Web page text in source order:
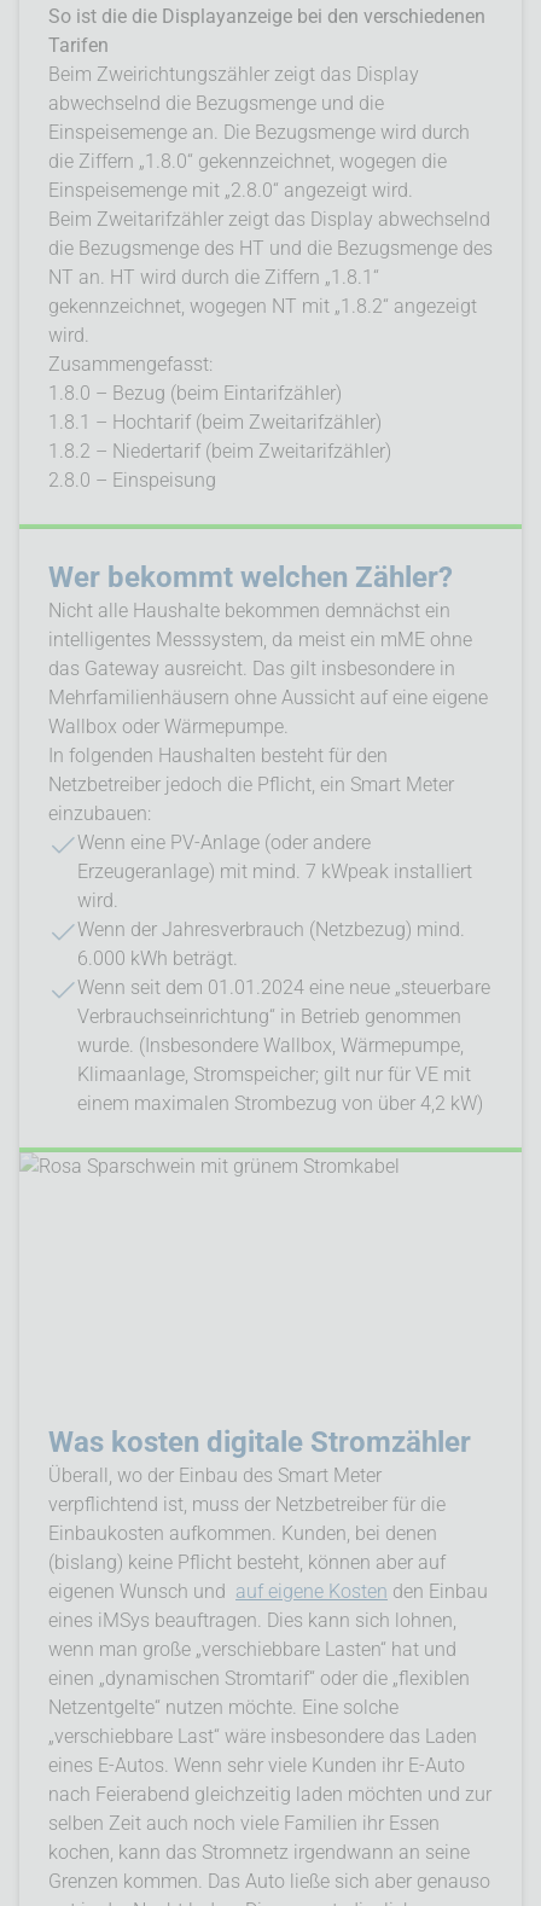
So ist die die Displayanzeige bei den verschiedenen
Tarifen
Beim Zweirichtungszähler zeigt das Display
abwechselnd die Bezugsmenge und die
Einspeisemenge an. Die Bezugsmenge wird durch
die Ziffern „1.8.0“ gekennzeichnet, wogegen die
Einspeisemenge mit „2.8.0“ angezeigt wird.
Beim Zweitarifzähler zeigt das Display abwechselnd
die Bezugsmenge des HT und die Bezugsmenge des
NT an. HT wird durch die Ziffern „1.8.1“
gekennzeichnet, wogegen NT mit „1.8.2“ angezeigt
wird.
Zusammengefasst:
1.8.0 – Bezug (beim Eintarifzähler)
1.8.1 – Hochtarif (beim Zweitarifzähler)
1.8.2 – Niedertarif (beim Zweitarifzähler)
2.8.0 – Einspeisung
Wer bekommt welchen Zähler?
Nicht alle Haushalte bekommen demnächst ein
intelligentes Messsystem, da meist ein mME ohne
das Gateway ausreicht. Das gilt insbesondere in
Mehrfamilienhäusern ohne Aussicht auf eine eigene
Wallbox oder Wärmepumpe.
In folgenden Haushalten besteht für den
Netzbetreiber jedoch die Pflicht, ein Smart Meter
einzubauen:
Wenn eine PV-Anlage (oder andere
Erzeugeranlage) mit mind. 7 kWpeak installiert
wird.
Wenn der Jahresverbrauch (Netzbezug) mind.
6.000 kWh beträgt.
Wenn seit dem 01.01.2024 eine neue „steuerbare
Verbrauchseinrichtung“ in Betrieb genommen
wurde. (Insbesondere Wallbox, Wärmepumpe,
Klimaanlage, Stromspeicher; gilt nur für VE mit
einem maximalen Strombezug von über 4,2 kW)
Was kosten digitale Strom­zähler
Überall, wo der Einbau des Smart Meter
verpflichtend ist, muss der Netzbetreiber für die
Einbaukosten aufkommen. Kunden, bei denen
(bislang) keine Pflicht besteht, können aber auf
eigenen Wunsch und auf eigene Kosten den Einbau
eines iMSys beauftragen. Dies kann sich lohnen,
wenn man große „verschiebbare Lasten“ hat und
einen „dynamischen Stromtarif“ oder die „flexiblen
Netzentgelte“ nutzen möchte. Eine solche
„verschiebbare Last“ wäre insbesondere das Laden
eines E-Autos. Wenn sehr viele Kunden ihr E-Auto
nach Feierabend gleichzeitig laden möchten und zur
selben Zeit auch noch viele Familien ihr Essen
kochen, kann das Stromnetz irgendwann an seine
Grenzen kommen. Das Auto ließe sich aber genauso